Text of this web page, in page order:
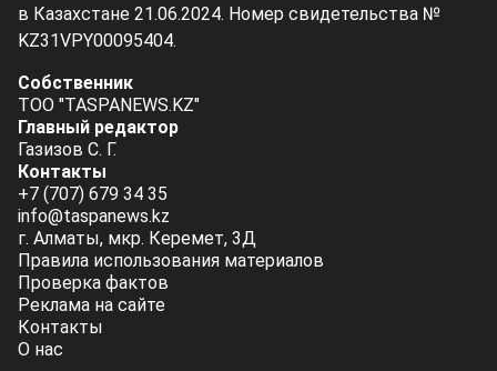
в Казахстане 21.06.2024. Номер свидетельства №
KZ31VPY00095404.
Собственник
ТОО "TASPANEWS.KZ"
Главный редактор
Газизов С. Г.
Контакты
+7 (707) 679 34 35
info@taspanews.kz
г. Алматы, мкр. Керемет, 3Д
Правила использования материалов
Проверка фактов
Реклама на сайте
Контакты
О нас